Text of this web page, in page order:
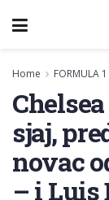
Home FORMULA 1
sjaj,
novac
– i Luis